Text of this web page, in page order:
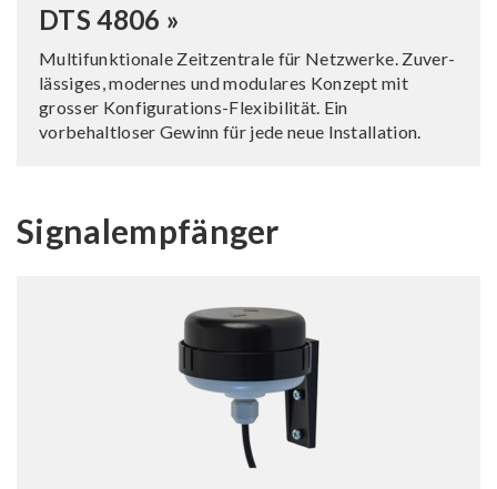
DTS 4806 »
Multifunktionale Zeitzentrale für Netzwerke. Zu­ver­
lässiges, modernes und modulares Konzept mit
grosser Kon­fi­gu­rations-Flexibilität. Ein
vorbehaltloser Gewinn für jede neue Installation.
Signalempfänger